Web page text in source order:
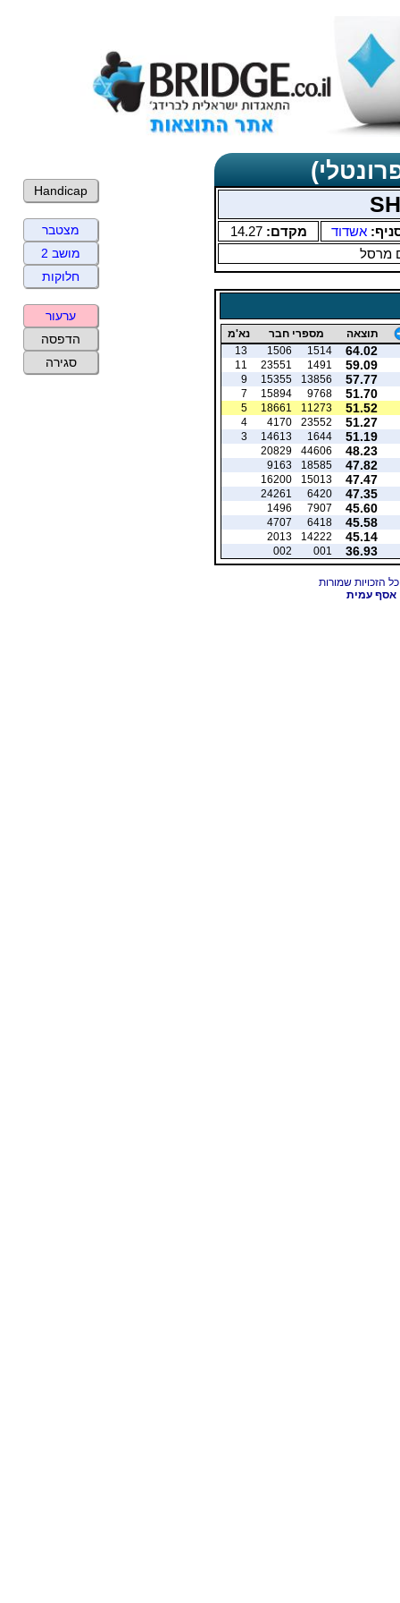
אשדוד מקדם:14.27
מרסל
תוצאה מספרי חבר נא'מ
64.02
1514
1506
13
59.09
1491
23551
11
57.77
13856
15355
9
51.70
9768
15894
7
51.52
11273
18661
5
51.27
23552
4170
4
51.19
1644
14613
3
48.23
44606
20829
47.82
18585
9163
47.47
15013
16200
47.35
6420
24261
45.60
7907
1496
45.58
6418
4707
45.14
14222
2013
36.93
001
002
אסף עמית
Handicap
מצטבר
מושב 2
חלוקות
ערעור
הדפסה
סגירה